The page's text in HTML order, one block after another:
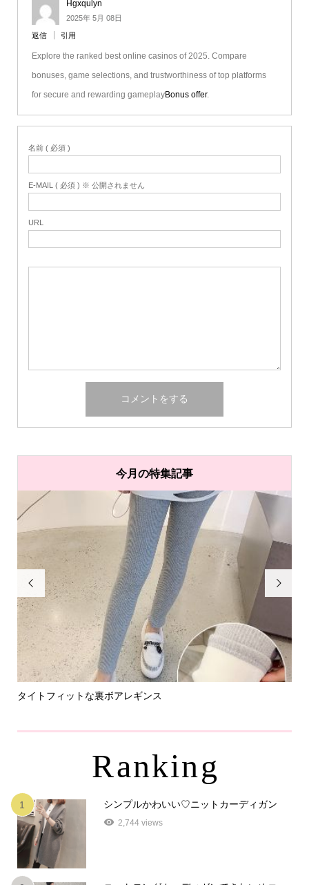
Hgxqulyn
2025年 5月 08日
返信 引用
Explore the ranked best online casinos of 2025. Compare
bonuses, game selections, and trustworthiness of top platforms
for secure and rewarding gameplayBonus offer.
名前 ( 必須 )
E-MAIL ( 必須 ) ※ 公開されません
URL
今月の特集記事

タイトフィットな裏ボアレギンス

Ranking
1 シンプルかわいい♡ニットカーディガン
2,744 views